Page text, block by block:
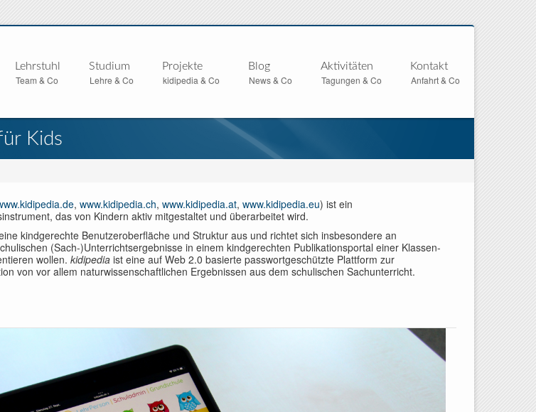
Lehrstuhl
Team & Co
Studium
Lehre & Co
Projekte
kidipedia & Co
Blog
News & Co
Aktivitäten
Tagungen & Co
Kontakt
Anfahrt & Co
Kids
, www.kidipedia.ch, www.kidipedia.at, www.kidipedia.eu) ist ein
das von Kindern aktiv mitgestaltet und überarbeitet wird.
kindgerechte Benutzeroberfläche und Struktur aus und richtet sich insbesondere an
(Sach-)Unterrichtsergebnisse in einem kindgerechten Publikationsportal einer Klassen-
wollen. kidipedia ist eine auf Web 2.0 basierte passwortgeschützte Plattform zur
von vor allem naturwissenschaftlichen Ergebnissen aus dem schulischen Sachunterricht.